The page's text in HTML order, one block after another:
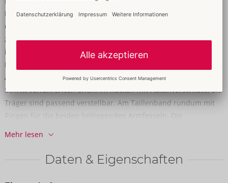
Body ouvert von Cottelli BONDAGE mit abnehmbaren Strapsen
und Schenkel-Harnessen. Ein Halsband mit Kettenleine und
zwei Armfesseln für Soft-Bondage-Spiele sind ebenfalls
inklusive! Body aus schwarzem Powernet mit dekorativen
Details im dunkellilafarbenem Mattlook und silberfarbenen
Accessoires. Vorne sowie hinten tief ausgeschnitten und im
Schritt verführerisch offen. Im Rücken mit Hakenverschluss, die
Träger sind passend verstellbar. Am Taillenband rundum mit
Ringen für die beiden beiliegenden Armfesseln. Die
Halsband mit der abnehmbaren Karabinerkette als
Führungsleine. Die verstellbaren Strapse und Doppel-
Mehr lesen
Daten & Eigenschaften